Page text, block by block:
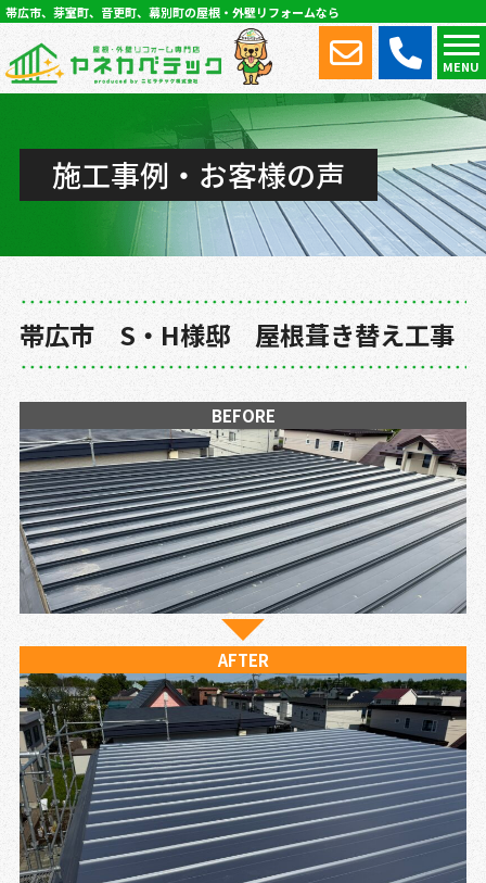
MENU
帯広市、芽室町、音更町、幕別町の屋根・外壁リフォームなら
施工事例・お客様の声
帯広市 S・H様邸 屋根葺き替え工事
BEFORE
AFTER